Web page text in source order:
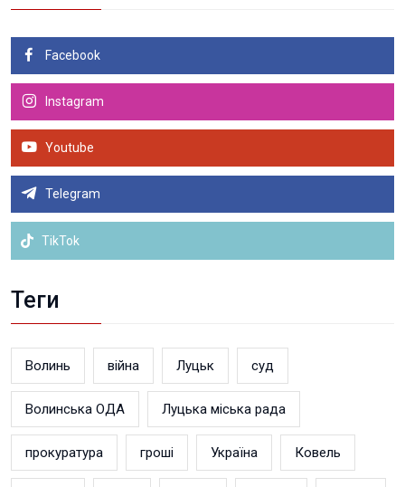
Facebook
Instagram
Youtube
Telegram
TikTok
Теги
Волинь війна Луцьк суд
Волинська ОДА Луцька міська рада
прокуратура гроші Україна Ковель